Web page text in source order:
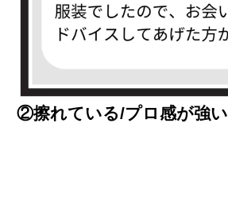
②擦れている/プロ感が強い